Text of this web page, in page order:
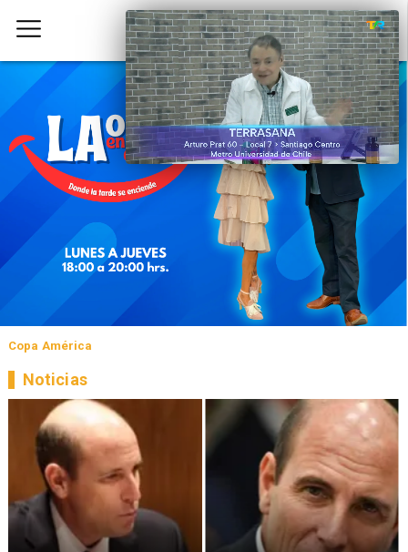
Copa América
Noticias